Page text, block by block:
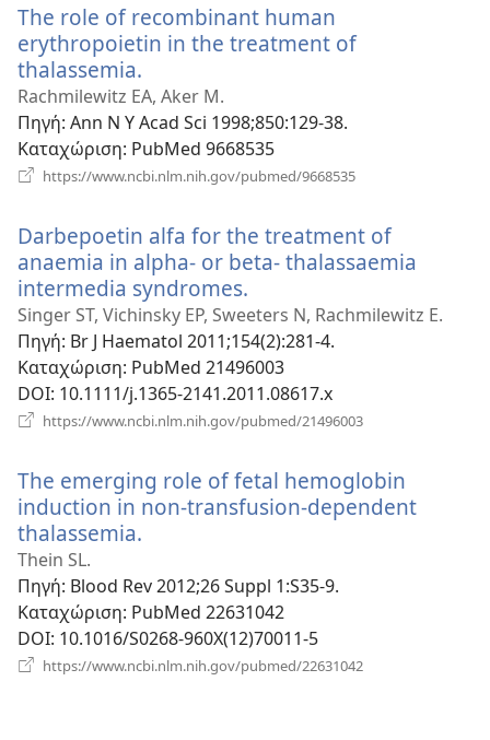
The role of recombinant human
erythropoietin in the treatment of
thalassemia.
νέο
παράθυρο)
Rachmilewitz EA, Aker M.
Πηγή‎: Ann N Y Acad Sci 1998;850:129-38.
Καταχώριση‎: PubMed 9668535
https://www.ncbi.nlm.nih.gov/pubmed/9668535
Darbepoetin alfa for the treatment of
anaemia in alpha- or beta- thalassaemia
intermedia syndromes.
νέο
παράθυρο)
Singer ST, Vichinsky EP, Sweeters N, Rachmilewitz E.
Πηγή‎: Br J Haematol 2011;154(2):281-4.
Καταχώριση‎: PubMed 21496003
DOI‎: 10.1111/j.1365-2141.2011.08617.x
https://www.ncbi.nlm.nih.gov/pubmed/21496003
The emerging role of fetal hemoglobin
induction in non-transfusion-dependent
thalassemia.
παράθυρο)
Thein SL.
Πηγή‎: Blood Rev 2012;26 Suppl 1:S35-9.
Καταχώριση‎: PubMed 22631042
DOI‎: 10.1016/S0268-960X(12)70011-5
https://www.ncbi.nlm.nih.gov/pubmed/22631042